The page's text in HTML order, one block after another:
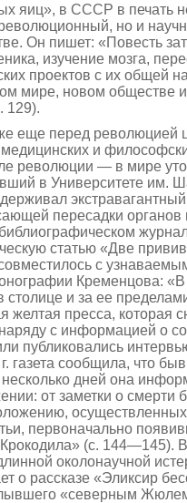
яиц», в СССР в
но и
Он пишет: «Повесть
изучение мозга,
проектов с их общей
мире, новом обществе
129).
еще перед
и
революции — в мире
в Университете им.
пересадки органов
статью «Две
с
Кременцова: «В
и за ее
желтая пресса, которая
с информацией о
публиковались
сообщила, что
дней она
от заметки о смерти
осуществленных
первоначально
(с. 144—145).
околонаучной
о рассказе «Эликсир
«северным